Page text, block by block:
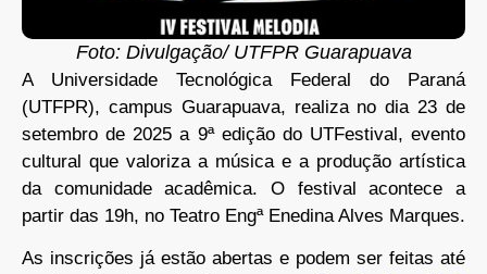
Foto: Divulgação/ UTFPR Guarapuava
A Universidade Tecnológica Federal do Paraná
(UTFPR), campus Guarapuava, realiza no dia 23 de
setembro de 2025 a 9ª edição do UTFestival, evento
cultural que valoriza a música e a produção artística
da comunidade acadêmica. O festival acontece a
partir das 19h, no Teatro Engª Enedina Alves Marques.
As inscrições já estão abertas e podem ser feitas até